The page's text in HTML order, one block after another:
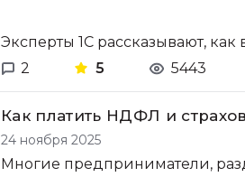
Эксперты 1С рассказывают, как
2
5 5443
Как платить НДФЛ и
24 ноября 2025
Многие предприниматели,